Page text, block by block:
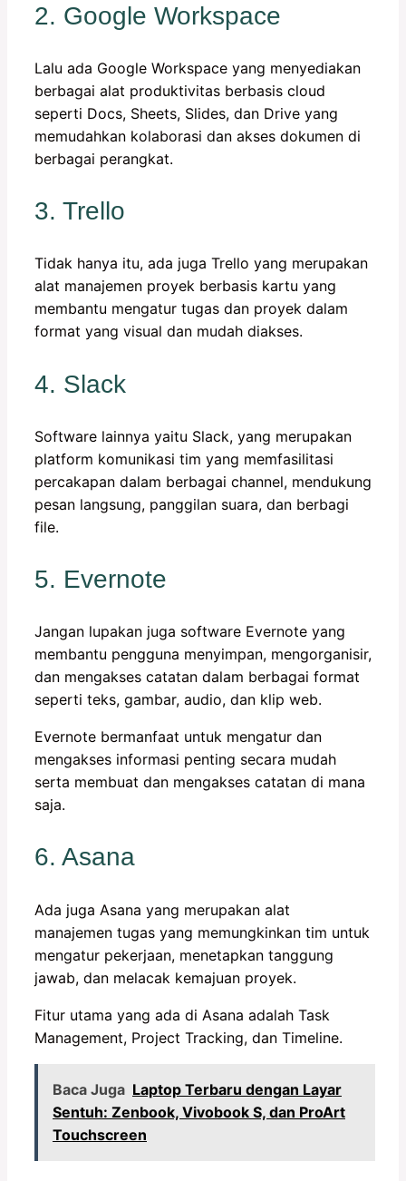
2. Google Workspace
Lalu ada Google Workspace yang menyediakan
berbagai alat produktivitas berbasis cloud
seperti Docs, Sheets, Slides, dan Drive yang
memudahkan kolaborasi dan akses dokumen di
berbagai perangkat.
3. Trello
Tidak hanya itu, ada juga Trello yang merupakan
alat manajemen proyek berbasis kartu yang
membantu mengatur tugas dan proyek dalam
format yang visual dan mudah diakses.
4. Slack
Software lainnya yaitu Slack, yang merupakan
platform komunikasi tim yang memfasilitasi
percakapan dalam berbagai channel, mendukung
pesan langsung, panggilan suara, dan berbagi
file.
5. Evernote
Jangan lupakan juga software Evernote yang
membantu pengguna menyimpan, mengorganisir,
dan mengakses catatan dalam berbagai format
seperti teks, gambar, audio, dan klip web.
Evernote bermanfaat untuk mengatur dan
mengakses informasi penting secara mudah
serta membuat dan mengakses catatan di mana
saja.
6. Asana
Ada juga Asana yang merupakan alat
manajemen tugas yang memungkinkan tim untuk
mengatur pekerjaan, menetapkan tanggung
jawab, dan melacak kemajuan proyek.
Fitur utama yang ada di Asana adalah Task
Management, Project Tracking, dan Timeline.
Baca Juga Laptop Terbaru dengan Layar
Sentuh: Zenbook, Vivobook S, dan ProArt
Touchscreen